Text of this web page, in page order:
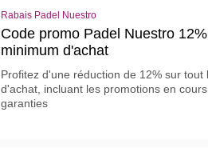
Rabais Padel Nuestro
Code promo Padel Nuestro
minimum d'achat
Profitez d'une réduction de 12% sur tout
d'achat, incluant les promotions en
garanties